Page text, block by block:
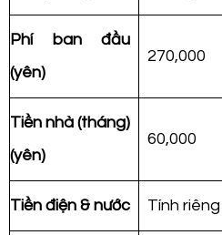
Phí ban đầu
(yên)
270,000
Tiền nhà (tháng)
(yên)
60,000
Tiền điện & nước Tính riêng